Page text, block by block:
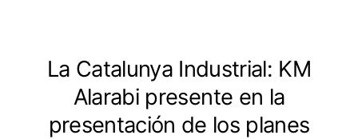
La Catalunya Industrial: KM
Alarabi presente en la
presentación de los planes